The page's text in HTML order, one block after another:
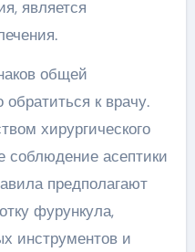
является
общей
к врачу.
хирургического
соблюдение асептики
предполагают
фурункула,
инструментов и